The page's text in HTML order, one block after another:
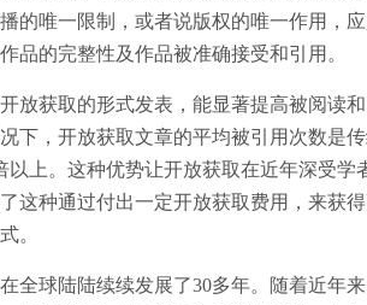
的唯一限制，或者说版权的唯一作用，
品的完整性及作品被准确接受和引用。
放获取的形式发表，能显著提高被阅读
下，开放获取文章的平均被引用次数是
以上。这种优势让开放获取在近年深受学
这种通过付出一定开放获取费用，来获
。
全球陆陆续续发展了30多年。随着近年